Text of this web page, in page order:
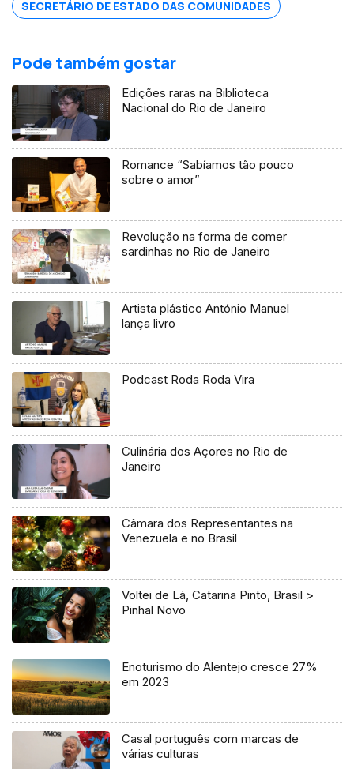
SECRETÁRIO DE ESTADO DAS COMUNIDADES
Pode também gostar
Edições raras na Biblioteca
Nacional do Rio de Janeiro
Romance “Sabíamos tão pouco
sobre o amor”
Revolução na forma de comer
sardinhas no Rio de Janeiro
Artista plástico António Manuel
lança livro
Podcast Roda Roda Vira
Culinária dos Açores no Rio de
Janeiro
Câmara dos Representantes na
Venezuela e no Brasil
Voltei de Lá, Catarina Pinto, Brasil >
Pinhal Novo
Enoturismo do Alentejo cresce 27%
em 2023
Casal português com marcas de
várias culturas